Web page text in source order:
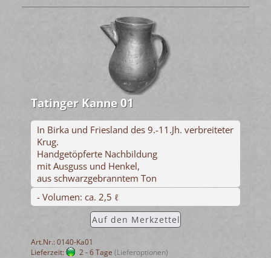
Tatinger Kanne 01
In Birka und Friesland des 9.-11.Jh. verbreiteter
Krug.
Handgetöpferte Nachbildung
mit Ausguss und Henkel,
aus schwarzgebranntem Ton
- Volumen: ca. 2,5 ℓ
Auf den Merkzettel
Art.Nr.: 0140-Ka01
Lieferzeit:
2 - 6 Tage (Lieferoptionen)